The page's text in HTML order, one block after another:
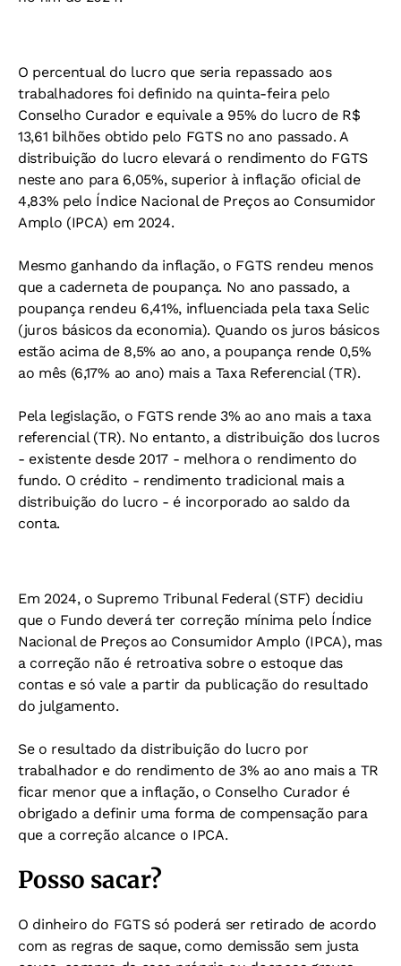
O percentual do lucro que seria repassado aos
trabalhadores foi definido na quinta-feira pelo
Conselho Curador e equivale a 95% do lucro de R$
13,61 bilhões obtido pelo FGTS no ano passado. A
distribuição do lucro elevará o rendimento do FGTS
neste ano para 6,05%, superior à inflação oficial de
4,83% pelo Índice Nacional de Preços ao Consumidor
Amplo (IPCA) em 2024.
Mesmo ganhando da inflação, o FGTS rendeu menos
que a caderneta de poupança. No ano passado, a
poupança rendeu 6,41%, influenciada pela taxa Selic
(juros básicos da economia). Quando os juros básicos
estão acima de 8,5% ao ano, a poupança rende 0,5%
ao mês (6,17% ao ano) mais a Taxa Referencial (TR).
Pela legislação, o FGTS rende 3% ao ano mais a taxa
referencial (TR). No entanto, a distribuição dos lucros
- existente desde 2017 - melhora o rendimento do
fundo. O crédito - rendimento tradicional mais a
distribuição do lucro - é incorporado ao saldo da
conta.
Em 2024, o Supremo Tribunal Federal (STF) decidiu
que o Fundo deverá ter correção mínima pelo Índice
Nacional de Preços ao Consumidor Amplo (IPCA), mas
a correção não é retroativa sobre o estoque das
contas e só vale a partir da publicação do resultado
do julgamento.
Se o resultado da distribuição do lucro por
trabalhador e do rendimento de 3% ao ano mais a TR
ficar menor que a inflação, o Conselho Curador é
obrigado a definir uma forma de compensação para
que a correção alcance o IPCA.
Posso sacar?
O dinheiro do FGTS só poderá ser retirado de acordo
com as regras de saque, como demissão sem justa